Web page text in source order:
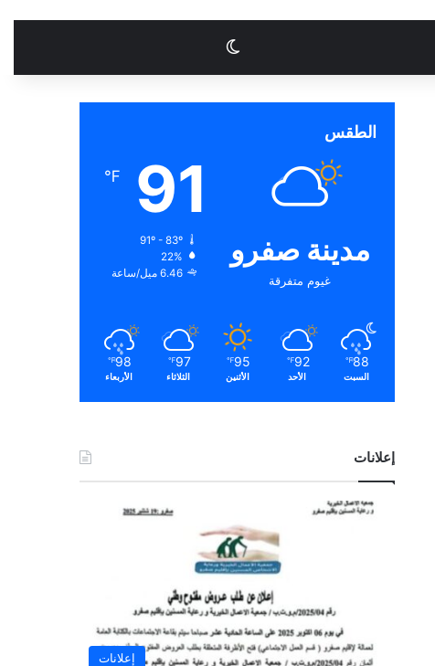
الوضع المظلم
الطقس
مدينة صفرو
غيوم متفرقة
91
℉
91º - 83º
22%
6.46 ميل/ساعة
88
℉
السبت
92
℉
الأحد
95
℉
الأثنين
97
℉
الثلاثاء
98
℉
الأربعاء
إعلانات
إعلانات